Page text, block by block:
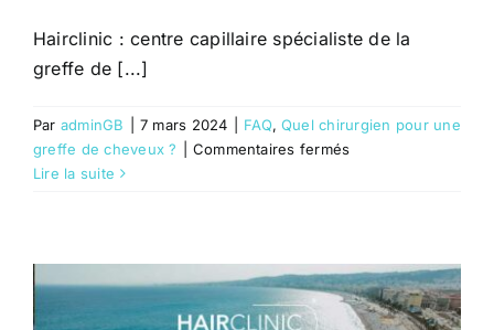
Hairclinic : centre capillaire spécialiste de la
greffe de [...]
Par adminGB 7 mars 2024 FAQ,Quel chirurgien pour une
greffe de cheveux ?
Commentaires ferméssur
de
cheveux
à
Lire la suite